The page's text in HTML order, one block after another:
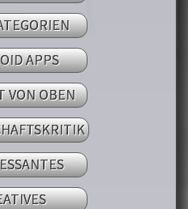
APPS
VON OBEN